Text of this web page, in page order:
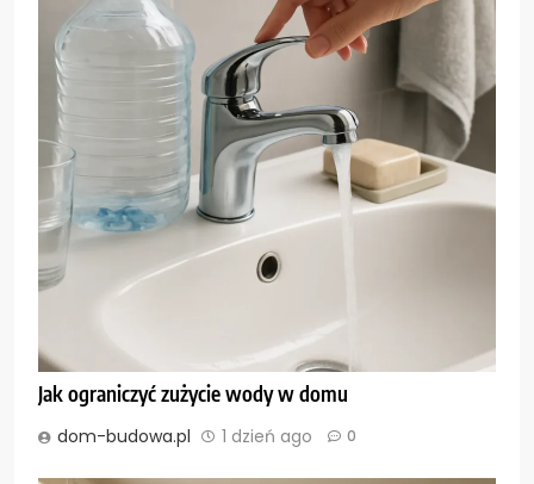
Jak ograniczyć zużycie wody w domu
dom-budowa.pl 1 dzień ago 0